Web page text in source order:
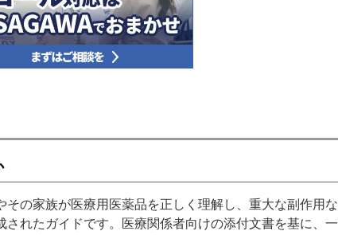
の家族が医療用医薬品を正しく理解し、重大な副作用な
されたガイドです。医療関係者向けの添付文書を基に、一